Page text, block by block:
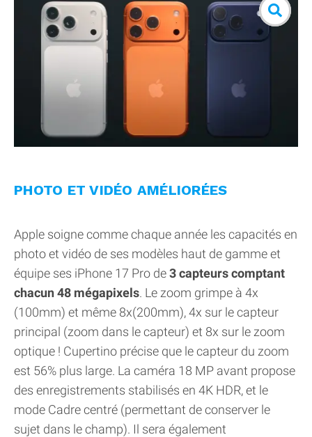
PHOTO ET VIDÉO AMÉLIORÉES
Apple soigne comme chaque année les capacités en
photo et vidéo de ses modèles haut de gamme et
équipe ses iPhone 17 Pro de3 capteurs comptant
chacun 48 mégapixels. Le zoom grimpe à 4x
(100mm) et même 8x(200mm), 4x sur le capteur
principal (zoom dans le capteur) et 8x sur le zoom
optique ! Cupertino précise que le capteur du zoom
est 56% plus large. La caméra 18 MP avant propose
des enregistrements stabilisés en 4K HDR, et le
mode Cadre centré (permettant de conserver le
sujet dans le champ). Il sera également